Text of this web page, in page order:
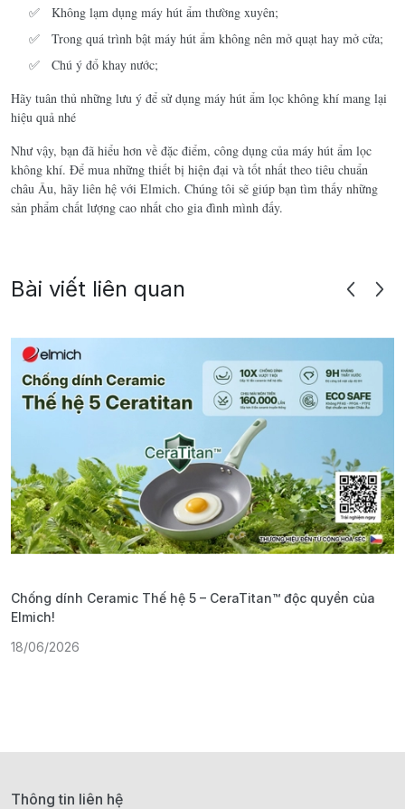
Không lạm dụng máy hút ẩm thường xuyên;
Trong quá trình bật máy hút ẩm không nên mở quạt hay mở cửa;
Chú ý đổ khay nước;
Hãy tuân thủ những lưu ý để sử dụng máy hút ẩm lọc không khí mang lại
hiệu quả nhé
Như vậy, bạn đã hiểu hơn về đặc điểm, công dụng của máy hút ẩm lọc
không khí. Để mua những thiết bị hiện đại và tốt nhất theo tiêu chuẩn
châu Âu, hãy liên hệ với Elmich. Chúng tôi sẽ giúp bạn tìm thấy những
sản phẩm chất lượng cao nhất cho gia đình mình đấy.
Bài viết liên quan
Chống dính Ceramic Thế hệ 5 – CeraTitan™ độc quyền của
Elmich!
18/06/2026
Thông tin liên hệ